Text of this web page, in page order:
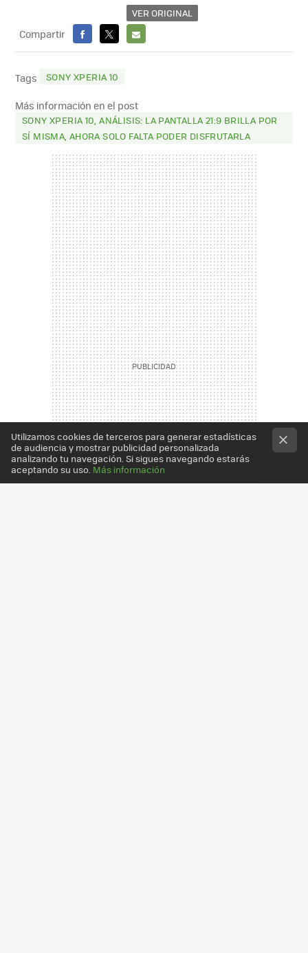
VER ORIGINAL
Compartir
FACEBOOK
X
E-
Tags SONY XPERIA 10
Más información en el post
SONY XPERIA 10, ANÁLISIS: LA PANTALLA 21:9 BRILLA POR
SÍ MISMA, AHORA SOLO FALTA PODER DISFRUTARLA
Utilizamos cookies de terceros para generar estadísticas
de audiencia y mostrar publicidad personalizada
analizando tu navegación. Si sigues navegando estarás
aceptando su uso. Más información